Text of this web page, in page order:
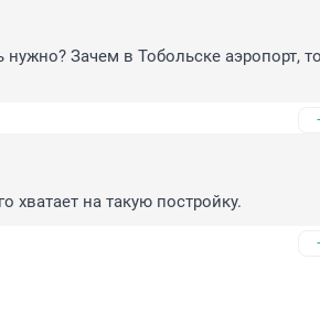
Зачем в Тобольске аэропорт,
хватает на такую постройку.